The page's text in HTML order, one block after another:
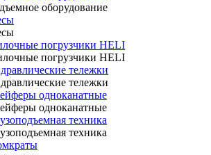
оборудование
погрузчики HELI
погрузчики HELI
тележки
тележки
одноканатные
одноканатные
техника
техника